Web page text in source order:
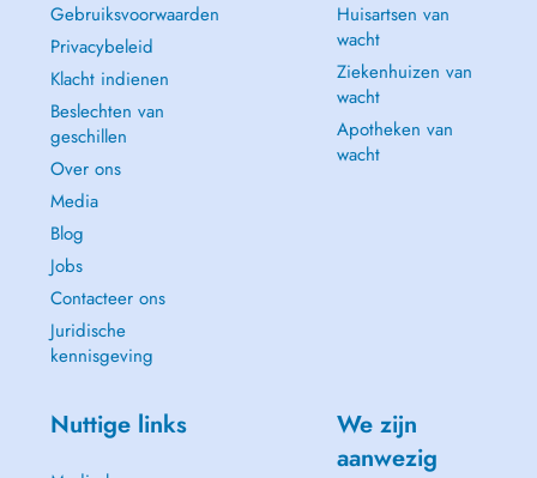
Gebruiksvoorwaarden
Privacybeleid
Klacht indienen
Beslechten van
geschillen
Over ons
Media
Blog
Jobs
Contacteer ons
Juridische
kennisgeving
Huisartsen van
wacht
Ziekenhuizen van
wacht
Apotheken van
wacht
Nuttige links
We zijn
aanwezig